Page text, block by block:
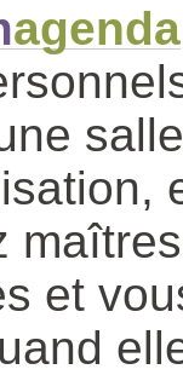
agenda
et